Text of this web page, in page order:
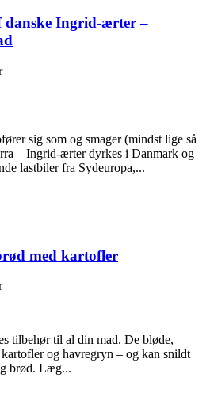
danske Ingrid-ærter –
sig som og smager (mindst lige så
– Ingrid-ærter dyrkes i Danmark og
lastbiler fra Sydeuropa,...
med kartofler
tilbehør til al din mad. De bløde,
og havregryn – og kan snildt
brød. Læg...